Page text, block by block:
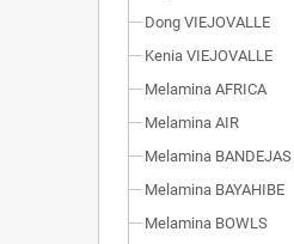
Dong VIEJOVALLE
Kenia VIEJOVALLE
Melamina AFRICA
Melamina AIR
Melamina BANDEJAS
Melamina BAYAHIBE
Melamina BOWLS